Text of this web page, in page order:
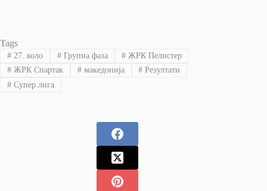
Tags
#27. коло #Групна фаза # ЖРК Пелистер
#ЖРК Спартак #македонија # Резултати
#Супер лига